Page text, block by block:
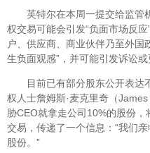
英特尔在本周一提交给监管
权交易可能会引发“负面市场反
户、供应商、商业伙伴乃至外国
生负面观感”，并可能引发诉讼或
目前已有部分股东公开表达
权人士詹姆斯·麦克里奇（
胁CEO就拿走公司10%的股份
交易，传递了一个信息：“我们
股份。”